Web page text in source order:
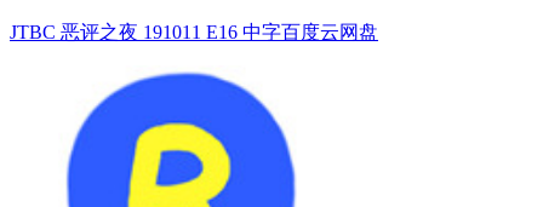
JTBC 恶评之夜 191011 E16 中字百度云网盘